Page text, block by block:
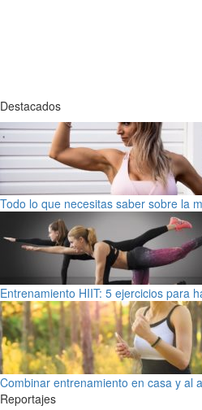
Destacados
Todo lo que necesitas saber sobre la
Entrenamiento HIIT: 5 ejercicios para
Combinar entrenamiento en casa y al
Reportajes